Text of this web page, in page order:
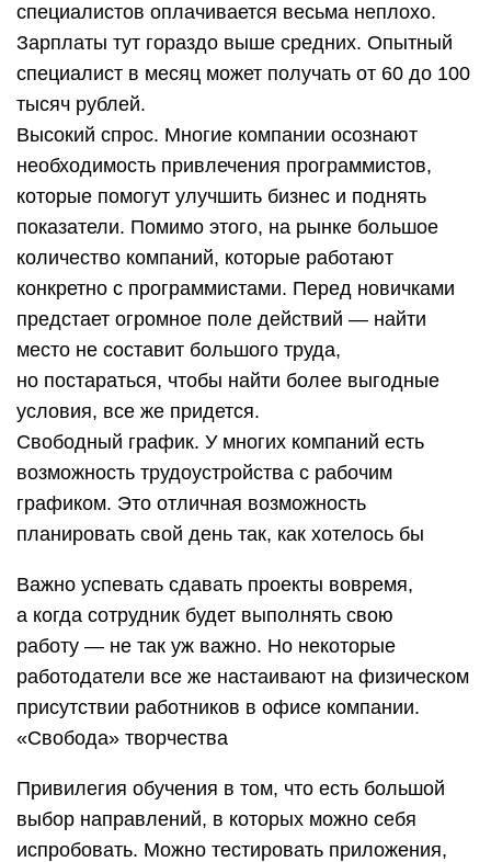
специалистов оплачивается весьма неплохо.
Зарплаты тут гораздо выше средних. Опытный
специалист в месяц может получать от 60 до 100
тысяч рублей.
Высокий спрос. Многие компании осознают
необходимость привлечения программистов,
которые помогут улучшить бизнес и поднять
показатели. Помимо этого, на рынке большое
количество компаний, которые работают
конкретно с программистами. Перед новичками
предстает огромное поле действий — найти
место не составит большого труда,
но постараться, чтобы найти более выгодные
условия, все же придется.
Свободный график. У многих компаний есть
возможность трудоустройства с рабочим
графиком. Это отличная возможность
планировать свой день так, как хотелось бы
Важно успевать сдавать проекты вовремя,
а когда сотрудник будет выполнять свою
работу — не так уж важно. Но некоторые
работодатели все же настаивают на физическом
присутствии работников в офисе компании.
«Свобода» творчества
Привилегия обучения в том, что есть большой
выбор направлений, в которых можно себя
испробовать. Можно тестировать приложения,